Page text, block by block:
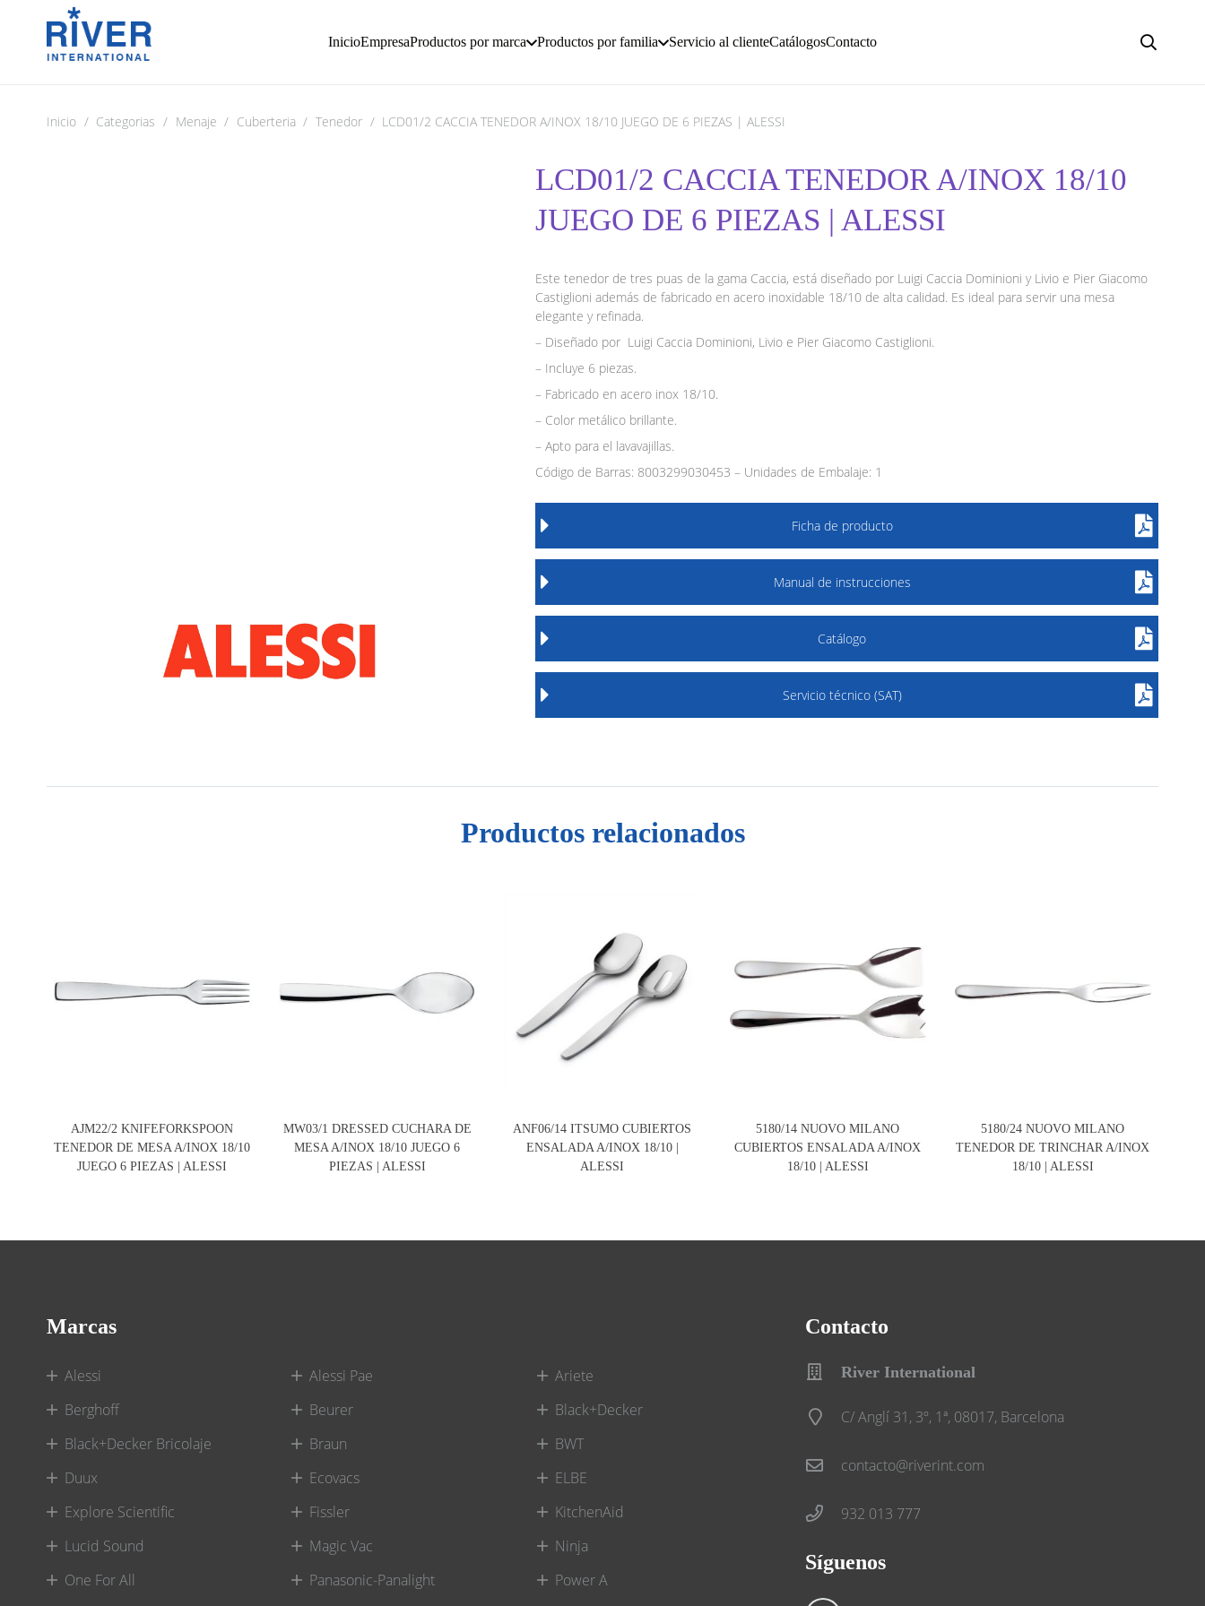
InicioEmpresaProductos por marca Productos por familia Servicio al clienteCatálogosContacto
Inicio / Categorias / Menaje / Cuberteria / Tenedor / LCD01/2 CACCIA TENEDOR A/INOX 18/10 JUEGO DE 6 PIEZAS | ALESSI
LCD01/2 CACCIA TENEDOR A/INOX 18/10
JUEGO DE 6 PIEZAS | ALESSI
Este tenedor de tres puas de la gama Caccia, está diseñado por Luigi Caccia Dominioni y Livio e Pier Giacomo
Castiglioni además de fabricado en acero inoxidable 18/10 de alta calidad. Es ideal para servir una mesa
elegante y refinada.
– Diseñado por Luigi Caccia Dominioni, Livio e Pier Giacomo Castiglioni.
– Incluye 6 piezas.
– Fabricado en acero inox 18/10.
– Color metálico brillante.
– Apto para el lavavajillas.
Código de Barras: 8003299030453 – Unidades de Embalaje: 1
Ficha de producto
Manual de instrucciones
Catálogo
Servicio técnico (SAT)
Productos relacionados
AJM22/2 KNIFEFORKSPOON
TENEDOR DE MESA A/INOX 18/10
JUEGO 6 PIEZAS | ALESSI
MW03/1 DRESSED CUCHARA DE
MESA A/INOX 18/10 JUEGO 6
PIEZAS | ALESSI
ANF06/14 ITSUMO CUBIERTOS
ENSALADA A/INOX 18/10 |
ALESSI
5180/14 NUOVO MILANO
CUBIERTOS ENSALADA A/INOX
18/10 | ALESSI
5180/24 NUOVO MILANO
TENEDOR DE TRINCHAR A/INOX
18/10 | ALESSI
Marcas
Alessi Alessi Pae
Ariete
Berghoff
Beurer
Black+Decker
Black+Decker Bricolaje
Braun
BWT
Duux
Ecovacs
ELBE
Explore Scientific
Fissler
KitchenAid
Lucid Sound
Magic Vac
Ninja
One For All
Panasonic-Panalight
Power A
Contacto
River International
C/ Anglí 31, 3º, 1ª, 08017, Barcelona
contacto@riverint.com
932 013 777
Síguenos